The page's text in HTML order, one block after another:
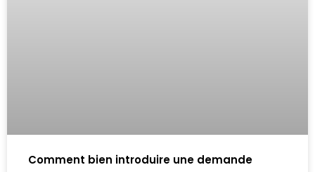
Comment bien introduire une demande